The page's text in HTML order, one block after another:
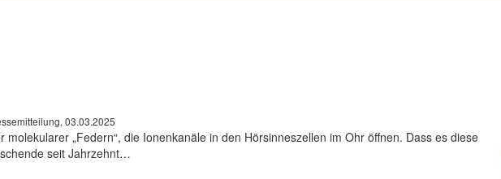
03.03.2025
„Federn“, die Ionenkanäle in den Hörsinneszellen im Ohr öffnen. Dass es diese
seit Jahrzehnt…